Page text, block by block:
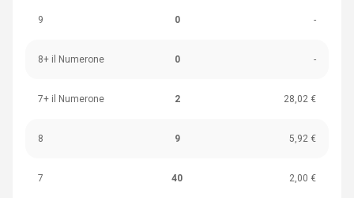
9 0 -
8+ il Numerone 0 -
7+ il Numerone 2 28,02 €
8 9 5,92 €
7 40 2,00 €